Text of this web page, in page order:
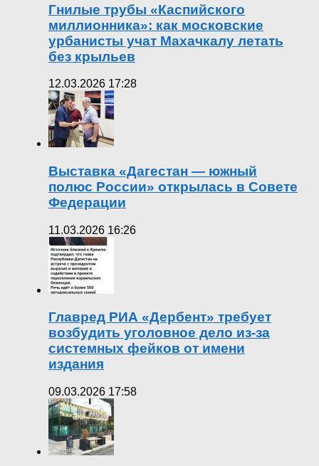
Гнилые трубы «Каспийского
миллионника»: как московские
урбанисты учат Махачкалу летать
без крыльев
12.03.2026 17:28
Выставка «Дагестан — южный
полюс России» открылась в Совете
Федерации
11.03.2026 16:26
Главред РИА «Дербент» требует
возбудить уголовное дело из-за
системных фейков от имени
издания
09.03.2026 17:58